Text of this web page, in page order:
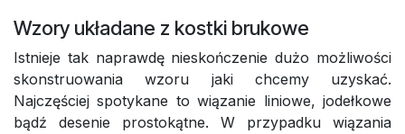
Wzory układane z kostki brukowe
Istnieje tak naprawdę nieskończenie dużo możliwości
skonstruowania wzoru jaki chcemy uzyskać.
Najczęściej spotykane to wiązanie liniowe, jodełkowe
bądź desenie prostokątne. W przypadku wiązania